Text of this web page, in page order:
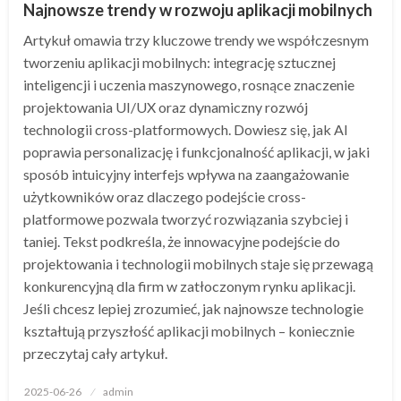
Najnowsze trendy w rozwoju aplikacji mobilnych
Artykuł omawia trzy kluczowe trendy we współczesnym
tworzeniu aplikacji mobilnych: integrację sztucznej
inteligencji i uczenia maszynowego, rosnące znaczenie
projektowania UI/UX oraz dynamiczny rozwój
technologii cross-platformowych. Dowiesz się, jak AI
poprawia personalizację i funkcjonalność aplikacji, w jaki
sposób intuicyjny interfejs wpływa na zaangażowanie
użytkowników oraz dlaczego podejście cross-
platformowe pozwala tworzyć rozwiązania szybciej i
taniej. Tekst podkreśla, że innowacyjne podejście do
projektowania i technologii mobilnych staje się przewagą
konkurencyjną dla firm w zatłoczonym rynku aplikacji.
Jeśli chcesz lepiej zrozumieć, jak najnowsze technologie
kształtują przyszłość aplikacji mobilnych – koniecznie
przeczytaj cały artykuł.
Opublikowane
2025-06-26 admin